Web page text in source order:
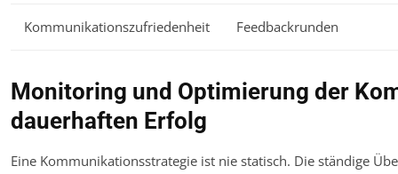
Kommunikationszufriedenheit Feedbackrunden
Monitoring und Optimierung der
dauerhaften Erfolg
Eine Kommunikationsstrategie ist nie statisch. Die ständige